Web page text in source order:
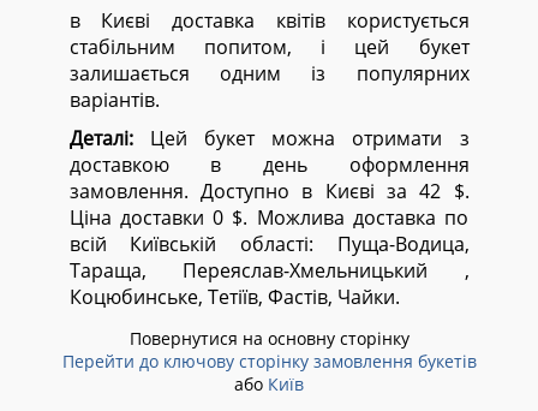
в Києві доставка квітів користується
стабільним попитом, і цей букет
залишається одним із популярних
варіантів.
Деталі:Цей букет можна отримати з
доставкою в день оформлення
замовлення. Доступно в Києві за 42 $.
Ціна доставки 0 $. Можлива доставка по
всій Київській області: Пуща-Водица,
Тараща, Переяслав-Хмельницький ,
Коцюбинське, Тетіїв, Фастів, Чайки.
Повернутися на основну сторінку
Перейти до ключову сторінку замовлення букетів
або Київ